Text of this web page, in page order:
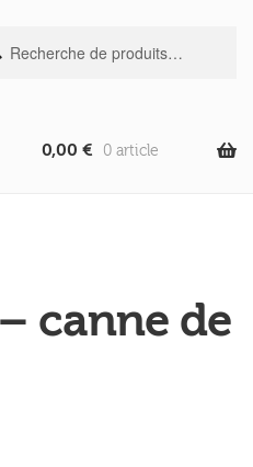
0,00 € 0 article
canne de